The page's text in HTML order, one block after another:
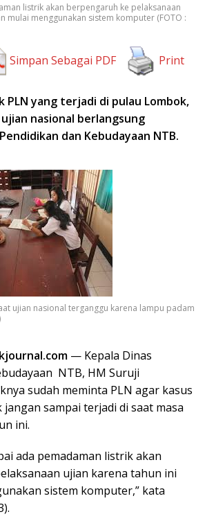
listrik akan berpengaruh ke pelaksanaan
mulai menggunakan sistem komputer (FOTO :
Simpan Sebagai PDF Print
PLN yang terjadi di pulau Lombok,
nasional berlangsung
dan Kebudayaan NTB.
ujian nasional terganggu karena lampu padam
— Kepala Dinas
NTB, HM Suruji
sudah meminta PLN agar kasus
sampai terjadi di saat masa
ini.
ada pemadaman listrik akan
ujian karena tahun ini
sistem komputer,” kata